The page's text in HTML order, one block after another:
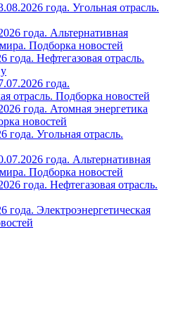
года. Угольная отрасль.
года. Альтернативная
Подборка новостей
года. Нефтегазовая отрасль.
года.
отрасль. Подборка новостей
года. Атомная энергетика
новостей
года. Угольная отрасль.
года. Альтернативная
Подборка новостей
года. Нефтегазовая отрасль.
года. Электроэнергетическая